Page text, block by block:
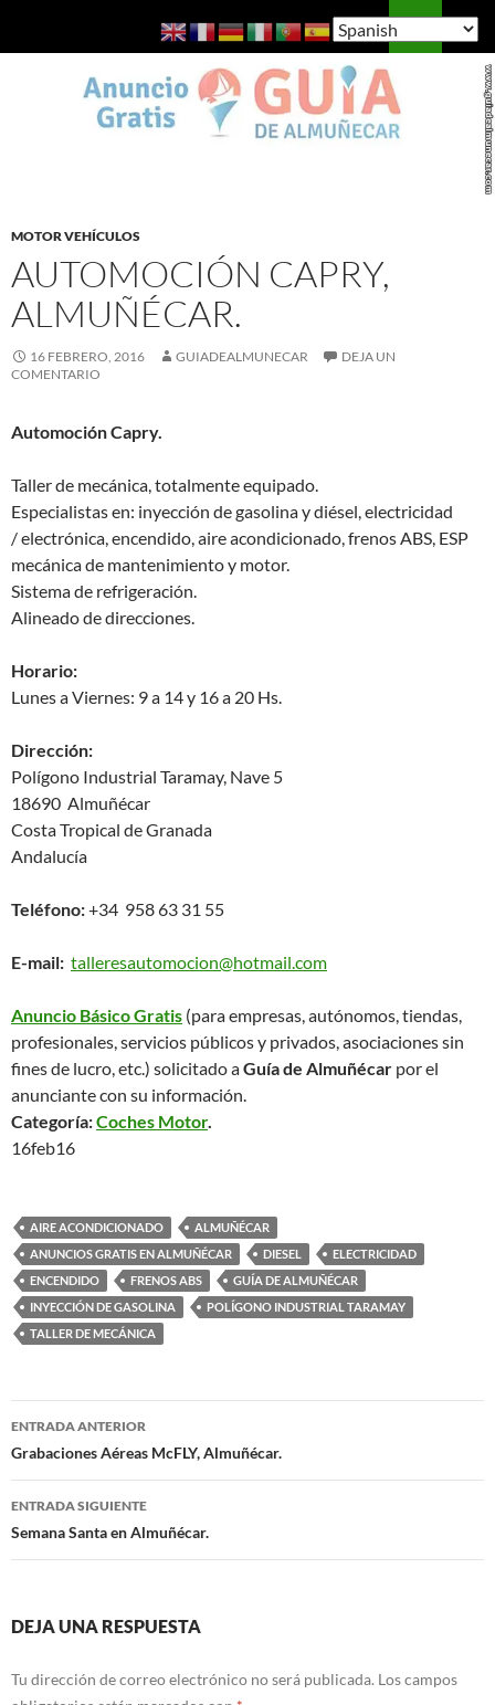
Guía de Almuñécar
MENÚ
MOTOR VEHÍCULOS
AUTOMOCIÓN CAPRY,
ALMUÑÉCAR.
16 FEBRERO, 2016 GUIADEALMUNECAR
DEJA UN
COMENTARIO
Automoción Capry.
Taller de mecánica, totalmente equipado.
Especialistas en: inyección de gasolina y diésel, electricidad
/ electrónica, encendido, aire acondicionado, frenos ABS, ESP
mecánica de mantenimiento y motor.
Sistema de refrigeración.
Alineado de direcciones.
Horario:
Lunes a Viernes: 9 a 14 y 16 a 20 Hs.
Dirección:
Polígono Industrial Taramay, Nave 5
18690 Almuñécar
Costa Tropical de Granada
Andalucía
Teléfono:+34 958 63 31 55
E-mail: talleresautomocion@hotmail.com
Anuncio Básico Gratis (para empresas, autónomos, tiendas,
profesionales, servicios públicos y privados, asociaciones sin
fines de lucro, etc.) solicitado aGuía de Almuñécar por el
anunciante con su información.
Categoría:Coches Motor.
16feb16
AIRE ACONDICIONADO
ALMUÑÉCAR
ANUNCIOS GRATIS EN ALMUÑÉCAR
DIESEL
ELECTRICIDAD
ENCENDIDO
FRENOS ABS
GUÍA DE ALMUÑÉCAR
INYECCIÓN DE GASOLINA
POLÍGONO INDUSTRIAL TARAMAY
TALLER DE MECÁNICA
Navegación
de
entradas
ENTRADA ANTERIOR
Grabaciones Aéreas McFLY, Almuñécar.
ENTRADA SIGUIENTE
Semana Santa en Almuñécar.
DEJA UNA RESPUESTA
Tu dirección de correo electrónico no será publicada. Los campos